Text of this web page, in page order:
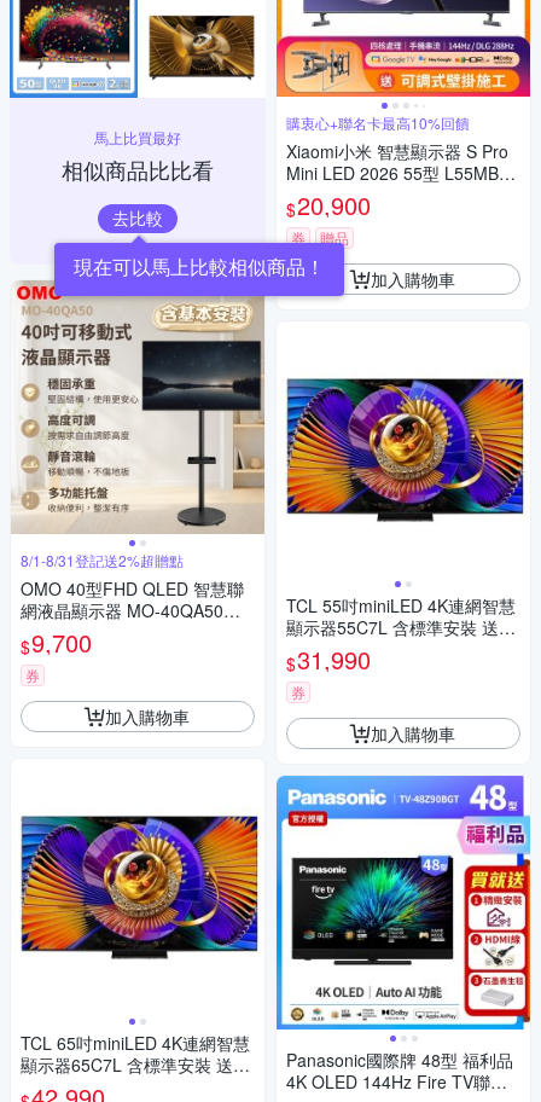
馬上比買最好
相似商品比比看
去比較
現在可以馬上比較相似商品！
8/1-8/31登記送2%超贈點
OMO 40型FHD QLED 智慧聯
網液晶顯示器 MO-40QA50
《含安裝｜移動式立架超值
組》
$9,700
券
加入購物車
TCL 65吋miniLED 4K連網智慧
顯示器65C7L 含標準安裝 送7-
11商品卡1700元
購衷心+聯名卡最高10%回饋
Xiaomi小米 智慧顯示器 S Pro
Mini LED 2026 55型 L55MB-S
TWN 手臂施工含架
$20,900
券 贈品
加入購物車
TCL 55吋miniLED 4K連網智慧
顯示器55C7L 含標準安裝 送7-
11商品卡1300元
$31,990
券
加入購物車
Panasonic國際牌 48型 福利品
4K OLED 144Hz Fire TV聯網